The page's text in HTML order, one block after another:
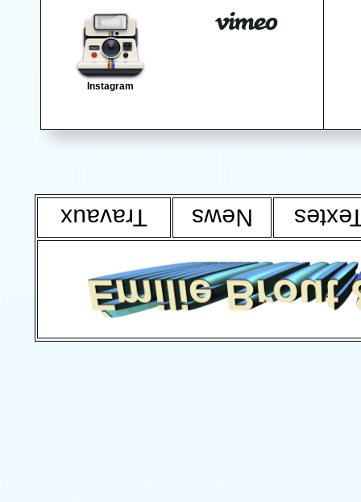
Instagram
Travaux News